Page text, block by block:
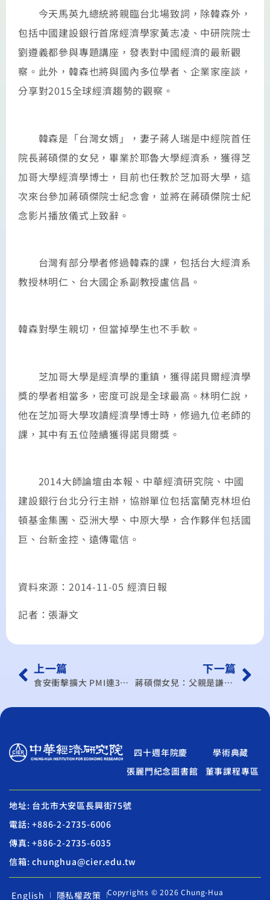
今天馬英九總統將親臨台北場致詞，除韓森外，
包括中國建設銀行首席經濟學家黃志凌、中研院院士
劉遵義都參與專題講座，發表對中國經濟的最新觀
察。此外，韓森也將與國內多位學者、企業家座談，
分享對2015全球經濟趨勢的觀察。
韓森是「台灣女婿」，妻子蔣人瑞是中經院首任
院長蔣碩傑的女兒，畢業於耶魯大學經濟系，獲得芝
加哥大學經濟學博士，目前也任教於芝加哥大學，這
次來台參加蔣碩傑院士紀念會，並將在蔣碩傑院士紀
念影片播放儀式上致辭。
台灣有部分學者修過韓森的課，包括台大經濟系
教授林明仁、台大國企系副教授盧信昌。
韓森對學生親切，但當掉學生也不手軟。
芝加哥大學是經濟學的重鎮，獲得諾貝爾經濟學
獎的學者相當多，密度可說是全球最高。林明仁說，
他在芝加哥大學攻讀經濟學博士時，修過九位老師的
課，其中有五位陸續獲得諾貝爾獎。
2014大師論壇由本報、中華經濟研究院、中國
建設銀行台北分行主辦，協辦單位包括富蘭克林坦伯
頓基金集團、亞洲大學、中原大學，合作夥伴包括國
巨、台新金控、遠傳電信。
資料來源：2014-11-05 經濟日報
記者：張瀞文
上一篇
食安衝擊擴大 PMI連3月下滑
下一篇
蔣碩傑女兒：父親是謙謙君子
四十週年院慶
學術典藏
張麗門紀念圖書館
董事課程專區
地址: 台北市大安區長興街75號
電話: +886-2-2735-6006
傳真: +886-2-2735-6035
信箱: chunghua@cier.edu.tw
English 隱私權政策
Copyrights © 2026 Chung-Hua